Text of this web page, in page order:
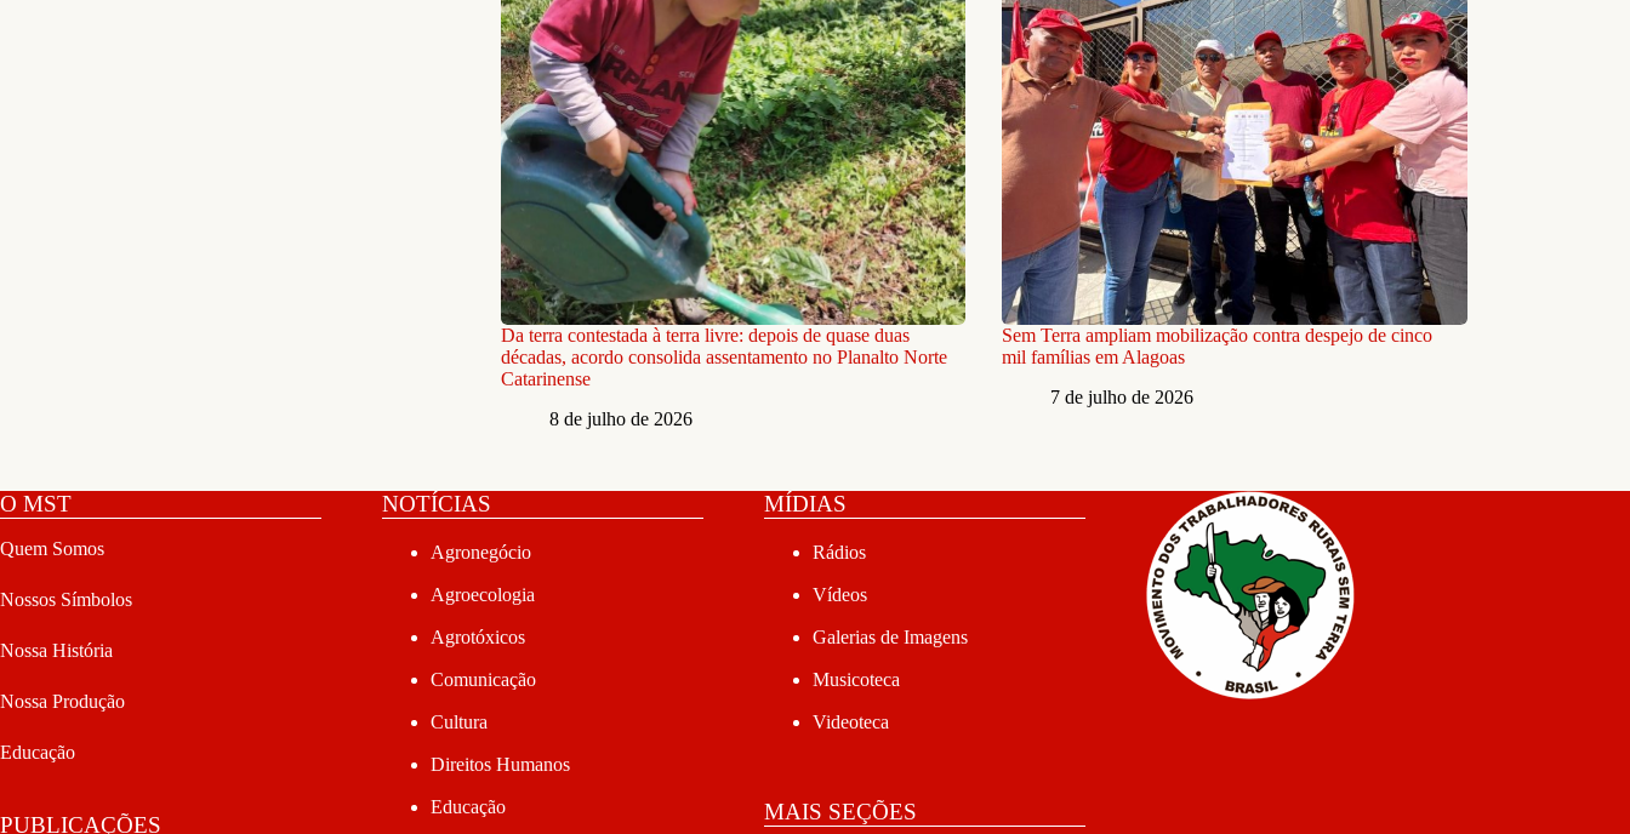
Da terra contestada à terra livre: depois de quase duas
décadas, acordo consolida assentamento no Planalto Norte
Catarinense
8 de julho de 2026
Sem Terra ampliam mobilização contra despejo de cinco
mil famílias em Alagoas
7 de julho de 2026
O MST
Quem Somos
Nossos Símbolos
Nossa História
Nossa Produção
Educação
PUBLICAÇÕES
NOTÍCIAS
Agronegócio
Agroecologia
Agrotóxicos
Comunicação
Cultura
Direitos Humanos
Educação
MÍDIAS
Rádios
Vídeos
Galerias de Imagens
Musicoteca
Videoteca
MAIS SEÇÕES